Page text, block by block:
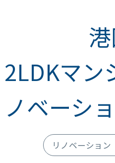
2LDKマン
ノベーシ
リノベーション